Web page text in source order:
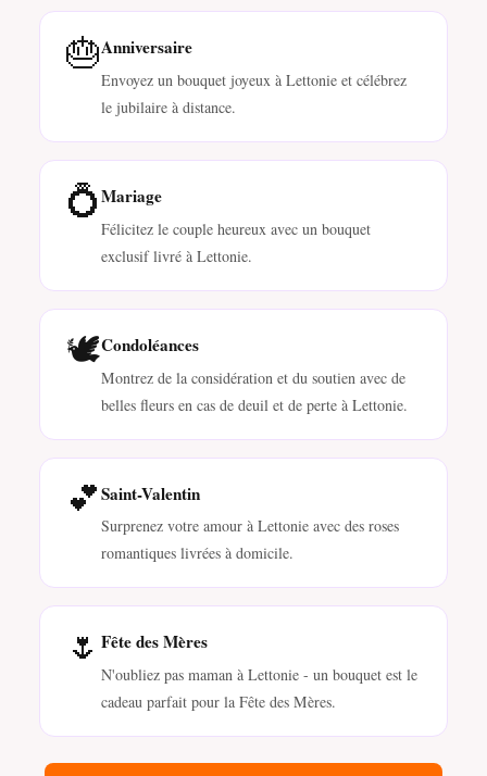
🎂Anniversaire
Envoyez un bouquet joyeux à Lettonie et célébrez
le jubilaire à distance.
💍Mariage
Félicitez le couple heureux avec un bouquet
exclusif livré à Lettonie.
🕊️Condoléances
Montrez de la considération et du soutien avec de
belles fleurs en cas de deuil et de perte à Lettonie.
💕Saint-Valentin
Surprenez votre amour à Lettonie avec des roses
romantiques livrées à domicile.
🌷 Fête des Mères
N'oubliez pas maman à Lettonie - un bouquet est le
cadeau parfait pour la Fête des Mères.